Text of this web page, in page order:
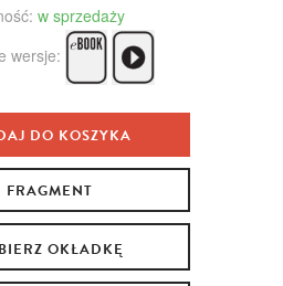
w sprzedaży
wersje:
DO KOSZYKA
FRAGMENT
OKŁADKĘ